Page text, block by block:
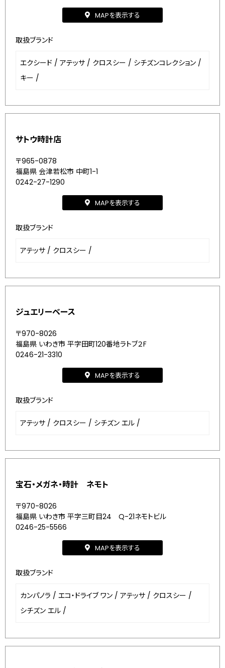
MAPを表示する
取扱ブランド
エクシード / アテッサ / クロスシー / シチズンコレクション /
キー /
サトウ時計店
〒965-0878
福島県 会津若松市 中町1-1
0242-27-1290
MAPを表示する
取扱ブランド
アテッサ / クロスシー /
ジュエリーベース
〒970-8026
福島県 いわき市 平字田町120番地ラトブ２F
0246-21-3310
MAPを表示する
取扱ブランド
アテッサ / クロスシー / シチズン エル /
宝石・メガネ・時計 ネモト
〒970-8026
福島県 いわき市 平字三町目24 Q-21ネモトビル
0246-25-5566
MAPを表示する
取扱ブランド
カンパノラ / エコ・ドライブ ワン / アテッサ / クロスシー /
シチズン エル /